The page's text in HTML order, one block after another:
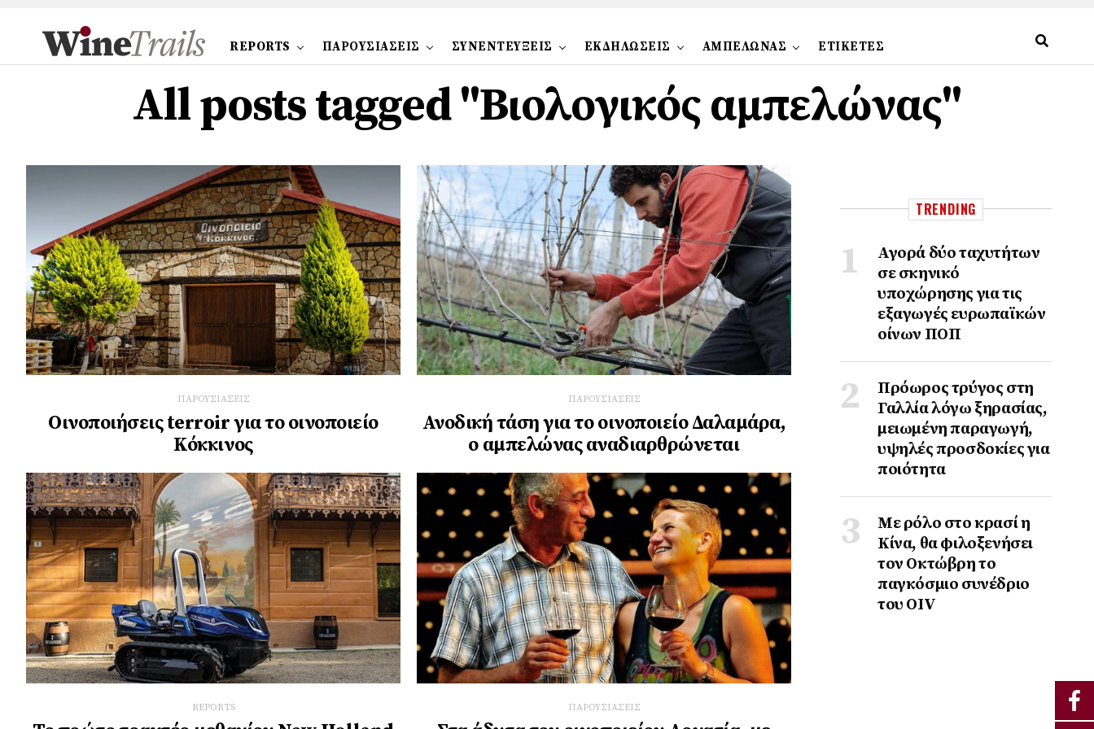
REPORTS ΠΑΡΟΥΣΙΑΣΕΙΣ ΣΥΝΕΝΤΕΥΞΕΙΣ ΕΚΔΗΛΩΣΕΙΣ ΑΜΠΕΛΩΝΑΣ ΕΤΙΚΕΤΕΣ
All posts tagged "Βιολογικός αμπελώνας"
ΠΑΡΟΥΣΙΑΣΕΙΣ
Οινοποιήσεις terroir για το οινοποιείο
Κόκκινος
ΠΑΡΟΥΣΙΑΣΕΙΣ
Ανοδική τάση για το οινοποιείο Δαλαμάρα,
ο αμπελώνας αναδιαρθρώνεται
REPORTS ΠΑΡΟΥΣΙΑΣΕΙΣ
TRENDING
Αγορά δύο ταχυτήτων
σε σκηνικό
υποχώρησης για τις
εξαγωγές ευρωπαϊκών
οίνων ΠΟΠ
Πρόωρος τρύγος στη
Γαλλία λόγω ξηρασίας,
μειωμένη παραγωγή,
υψηλές προσδοκίες για
ποιότητα
Με ρόλο στο κρασί η
Κίνα, θα φιλοξενήσει
τον Οκτώβρη το
παγκόσμιο συνέδριο
του ΟΙV